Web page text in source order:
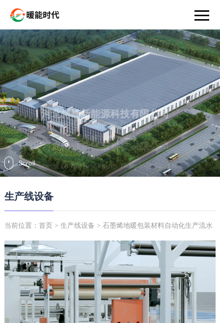
河北博峰新能源科技有限公司
Hebei Bofeng New Energy Technology Co., Ltd
了解详情
生产线设备
当前位置： 首页 > 生产线设备 > 石墨烯地暖包装材料自动化生产流水
线